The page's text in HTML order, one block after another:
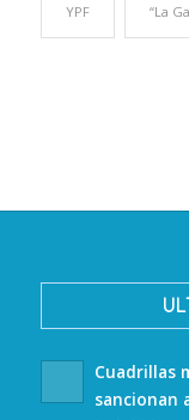
YPF “La
Cuadrillas
sancionan